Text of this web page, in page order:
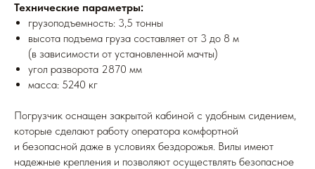
Технические параметры:
грузоподъемность: 3,5 тонны
высота подъема груза составляет от 3 до 8 м
(в зависимости от установленной мачты)
угол разворота 2870 мм
масса: 5240 кг
Погрузчик оснащен закрытой кабиной с удобным сидением,
которые сделают работу оператора комфортной
и безопасной даже в условиях бездорожья. Вилы имеют
надежные крепления и позволяют осуществлять безопасное